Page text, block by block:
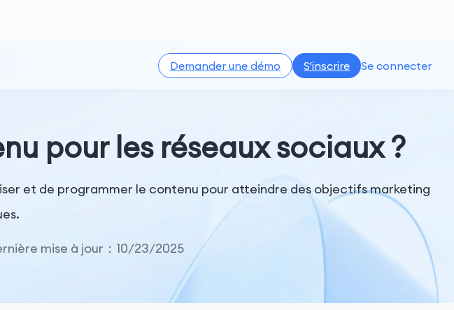
Demander une démo S'inscrire Se connecter
pour les réseaux sociaux ?
et de programmer le contenu pour atteindre des objectifs marketing
mise à jour：10/23/2025